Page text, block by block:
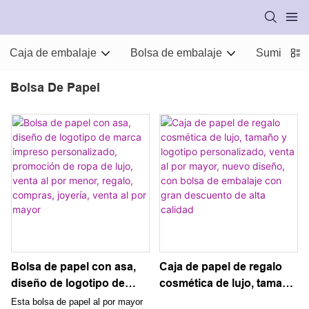
Caja de embalaje Bolsa de embalaje
Bolsa De Papel
Bolsa de papel con asa,
diseño de logotipo de
marca impreso
Esta bolsa de papel al por mayor
Caja de papel de regalo
cosmética de lujo, tamaño